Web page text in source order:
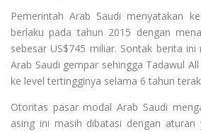
Pemerintah Arab Saudi menyatakan
berlaku pada tahun 2015 dengan
sebesar US$745 miliar. Sontak berita
Arab Saudi gempar sehingga Tadawul
ke level tertingginya selama 6 tahun
Otoritas pasar modal Arab Saudi
asing ini masih dibatasi dengan aturan